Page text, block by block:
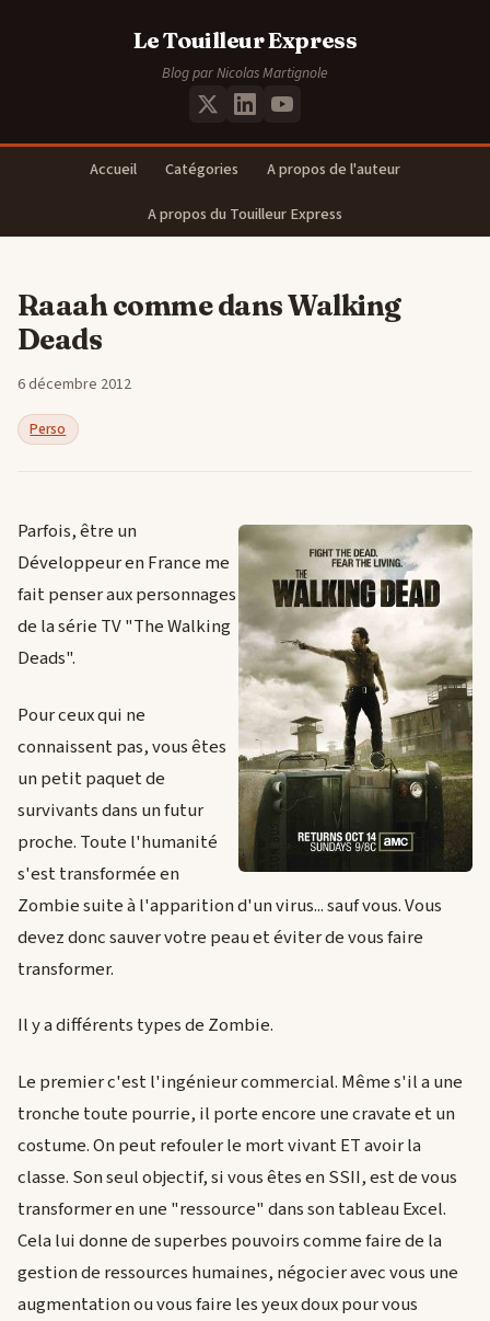
Le Touilleur Express
Blog par Nicolas Martignole
Accueil Catégories
A propos de l'auteur
A propos du Touilleur Express
Raaah comme dans Walking
Deads
6 décembre 2012
Perso
Parfois, être un
Développeur en France me
fait penser aux personnages
de la série TV "The Walking
Deads".
Pour ceux qui ne
connaissent pas, vous êtes
un petit paquet de
survivants dans un futur
proche. Toute l'humanité
s'est transformée en
Zombie suite à l'apparition d'un virus... sauf vous. Vous
devez donc sauver votre peau et éviter de vous faire
transformer.
Il y a différents types de Zombie.
Le premier c'est l'ingénieur commercial. Même s'il a une
tronche toute pourrie, il porte encore une cravate et un
costume. On peut refouler le mort vivant ET avoir la
classe. Son seul objectif, si vous êtes en SSII, est de vous
transformer en une "ressource" dans son tableau Excel.
Cela lui donne de superbes pouvoirs comme faire de la
gestion de ressources humaines, négocier avec vous une
augmentation ou vous faire les yeux doux pour vous